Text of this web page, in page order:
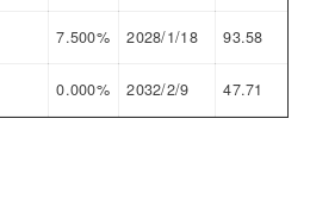
7.500% 2028/1/18 93.58
0.000% 2032/2/9 47.71